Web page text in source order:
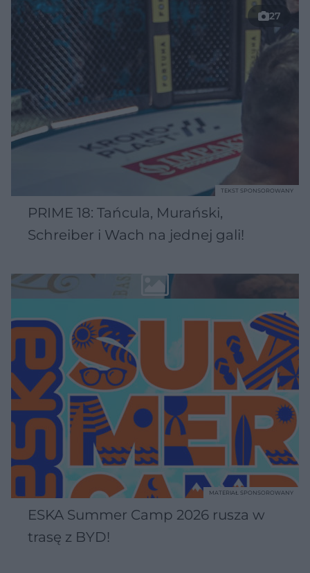
27
PRIME 18: Tańcula, Murański,
Schreiber i Wach na jednej gali!
TEKST SPONSOROWANY
ESKA Summer Camp 2026 rusza w
trasę z BYD!
MATERIAŁ SPONSOROWANY